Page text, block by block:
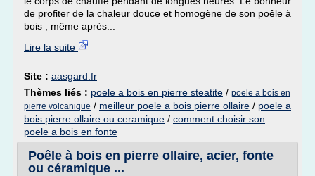
de profiter de la chaleur douce et homogène de son poêle à
bois , même après...
Lire la suite
Site : aasgard.fr
Thèmes liés : poele a bois en pierre steatite / poele a bois en
pierre volcanique / meilleur poele a bois pierre ollaire / poele a
bois pierre ollaire ou ceramique / comment choisir son
poele a bois en fonte
Poêle à bois en pierre ollaire, acier, fonte
ou céramique ...